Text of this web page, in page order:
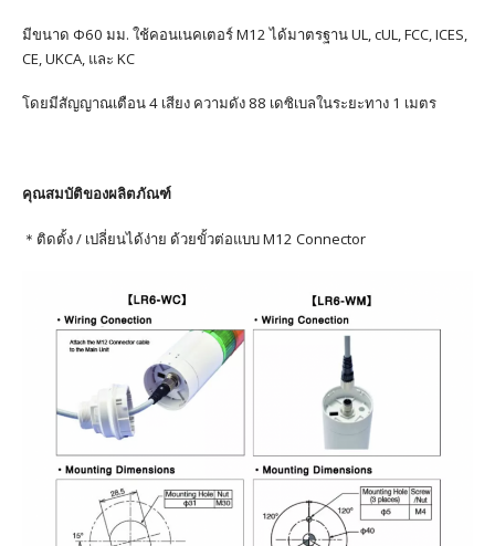
มีขนาด Φ60 มม. ใช้คอนเนคเตอร์ M12 ได้มาตรฐาน UL, cUL, FCC, ICES,
CE, UKCA, และ KC
โดยมีสัญญาณเตือน 4 เสียง ความดัง 88 เดซิเบลในระยะทาง 1 เมตร
คุณสมบัติของผลิตภัณฑ์
＊ติดตั้ง / เปลี่ยนได้ง่าย ด้วยขั้วต่อแบบ M12 Connector